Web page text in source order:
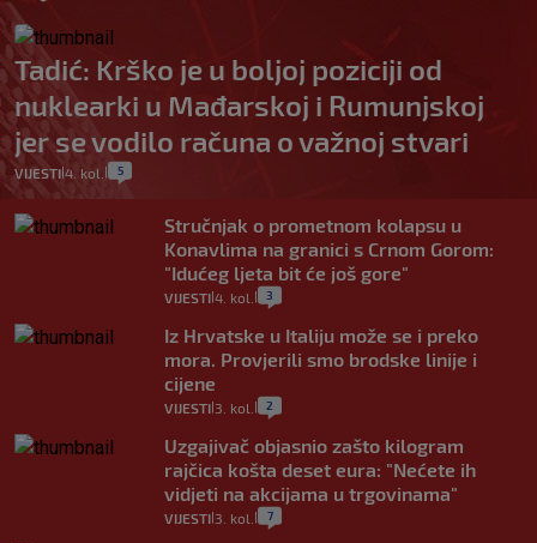
Tadić: Krško je u boljoj poziciji od
nuklearki u Mađarskoj i Rumunjskoj
jer se vodilo računa o važnoj stvari
VIJESTI 4. kol. 5
Stručnjak o prometnom kolapsu u
Konavlima na granici s Crnom Gorom:
"Idućeg ljeta bit će još gore"
VIJESTI 4. kol. 3
Iz Hrvatske u Italiju može se i preko
mora. Provjerili smo brodske linije i
cijene
VIJESTI 3. kol. 2
Uzgajivač objasnio zašto kilogram
rajčica košta deset eura: "Nećete ih
vidjeti na akcijama u trgovinama"
VIJESTI 3. kol. 7